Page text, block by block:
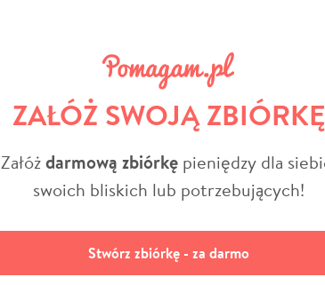
ZAŁÓŻ SWOJĄ ZBIÓRKĘ
Załóżdarmową zbiórkępieniędzy dla
swoich bliskich lub potrzebujących!
Stwórz zbiórkę - za darmo